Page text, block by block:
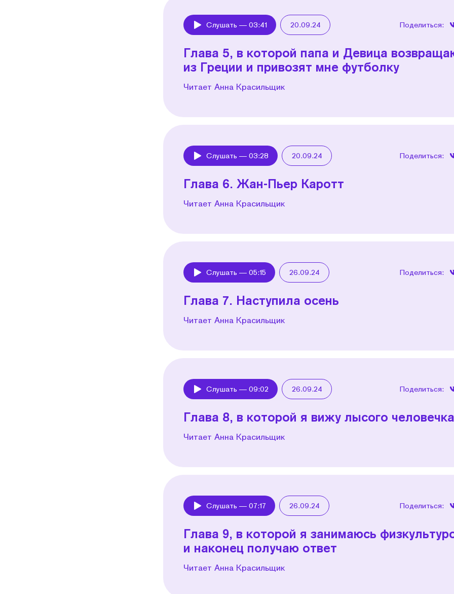
Play
Слушать — 03:41 20.09.24 Поделиться:
Глава 5, в которой папа и Девица
из Греции и привозят мне футболку
Читает Анна Красильщик
Play
Слушать — 03:28 20.09.24 Поделиться:
Глава 6. Жан-Пьер Каротт
Читает Анна Красильщик
Play
Слушать — 05:15 26.09.24 Поделиться:
Глава 7. Наступила осень
Читает Анна Красильщик
Play
Слушать — 09:02 26.09.24 Поделиться:
Глава 8, в которой я вижу лысого человечка
Читает Анна Красильщик
Play
Слушать — 07:17 26.09.24 Поделиться:
Глава 9, в которой я занимаюсь
и наконец получаю ответ
Читает Анна Красильщик